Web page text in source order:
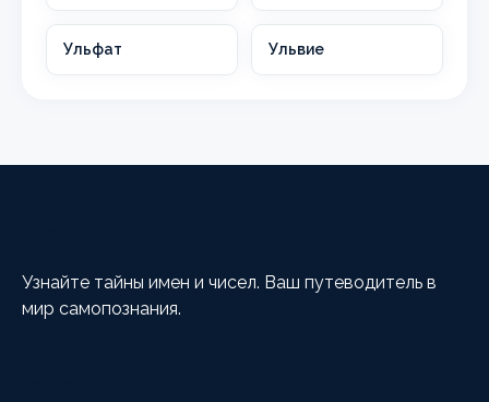
Ульфат Ульвие
Узнайте тайны имен и чисел. Ваш путеводитель в
мир самопознания.